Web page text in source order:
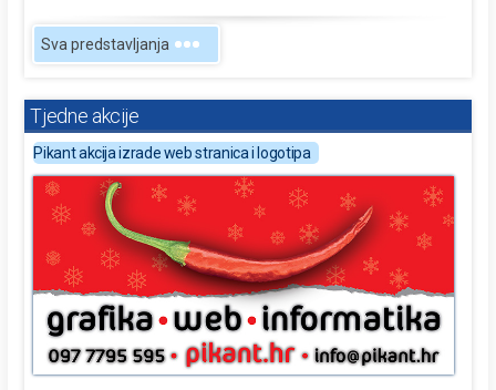
Sva predstavljanja
Tjedne akcije
Pikant akcija izrade web stranica i logotipa